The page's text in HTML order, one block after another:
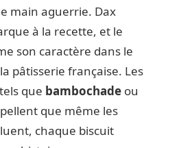
main aguerrie. Dax
à la recette, et le
son caractère dans le
pâtisserie française. Les
que bambochade ou
que même les
chaque biscuit